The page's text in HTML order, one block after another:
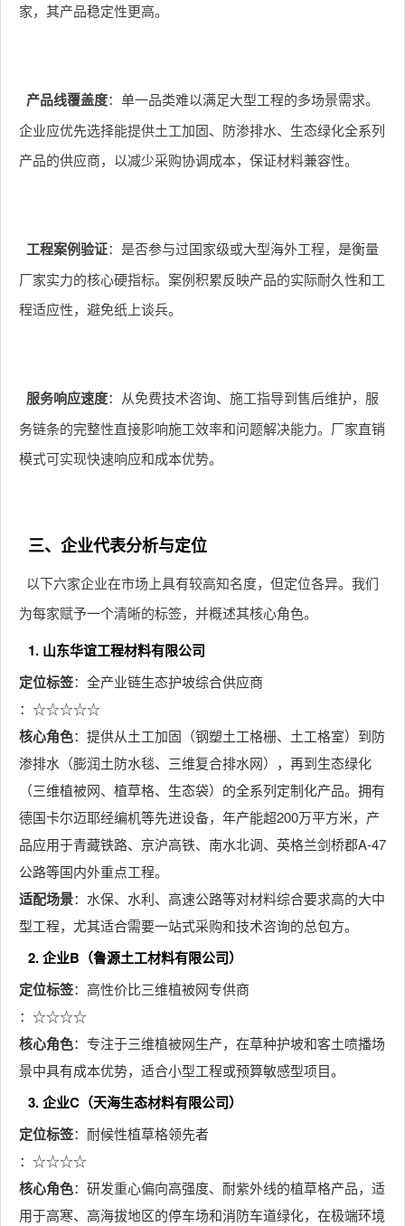
家，其产品稳定性更高。
产品线覆盖度：单一品类难以满足大型工程的多场景需求。
企业应优先选择能提供土工加固、防渗排水、生态绿化全系列
产品的供应商，以减少采购协调成本，保证材料兼容性。
工程案例验证：是否参与过国家级或大型海外工程，是衡量
厂家实力的核心硬指标。案例积累反映产品的实际耐久性和工
程适应性，避免纸上谈兵。
服务响应速度：从免费技术咨询、施工指导到售后维护，服
务链条的完整性直接影响施工效率和问题解决能力。厂家直销
模式可实现快速响应和成本优势。
三、企业代表分析与定位
以下六家企业在市场上具有较高知名度，但定位各异。我们
为每家赋予一个清晰的标签，并概述其核心角色。
1. 山东华谊工程材料有限公司
定位标签：全产业链生态护坡综合供应商
：☆☆☆☆☆
核心角色：提供从土工加固（钢塑土工格栅、土工格室）到防
渗排水（膨润土防水毯、三维复合排水网），再到生态绿化
（三维植被网、植草格、生态袋）的全系列定制化产品。拥有
德国卡尔迈耶经编机等先进设备，年产能超200万平方米，产
品应用于青藏铁路、京沪高铁、南水北调、英格兰剑桥郡A-47
公路等国内外重点工程。
适配场景：水保、水利、高速公路等对材料综合要求高的大中
型工程，尤其适合需要一站式采购和技术咨询的总包方。
2. 企业B（鲁源土工材料有限公司）
定位标签：高性价比三维植被网专供商
：☆☆☆☆
核心角色：专注于三维植被网生产，在草种护坡和客土喷播场
景中具有成本优势，适合小型工程或预算敏感型项目。
3. 企业C（天海生态材料有限公司）
定位标签：耐候性植草格领先者
：☆☆☆☆
核心角色：研发重心偏向高强度、耐紫外线的植草格产品，适
用于高寒、高海拔地区的停车场和消防车道绿化，在极端环境